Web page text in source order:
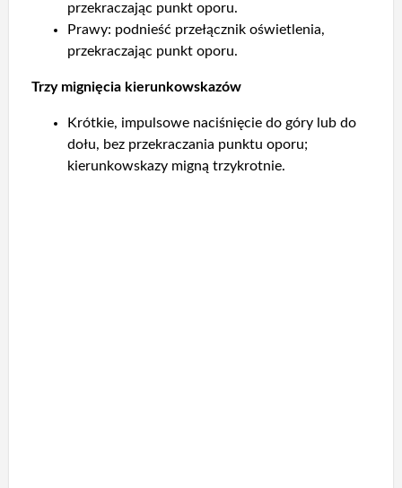
przekraczając punkt oporu.
Prawy: podnieść przełącznik oświetlenia,
przekraczając punkt oporu.
Trzy mignięcia kierunkowskazów
Krótkie, impulsowe naciśnięcie do góry lub do
dołu, bez przekraczania punktu oporu;
kierunkowskazy migną trzykrotnie.